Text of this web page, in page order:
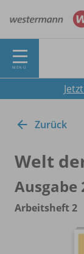
MENÜ
Zurück
Welt
Ausgabe
Arbeitsheft 2